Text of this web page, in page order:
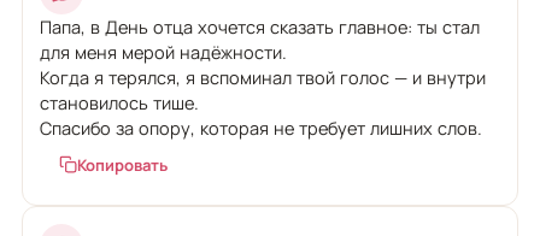
Папа, в День отца хочется сказать главное: ты стал
для меня мерой надёжности.
Когда я терялся, я вспоминал твой голос — и внутри
становилось тише.
Спасибо за опору, которая не требует лишних слов.
Копировать